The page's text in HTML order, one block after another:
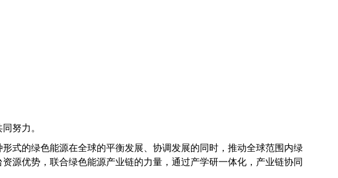
努力。
式的绿色能源在全球的平衡发展、协调发展的同时，推动全球范围内绿
源优势，联合绿色能源产业链的力量，通过产学研一体化，产业链协同